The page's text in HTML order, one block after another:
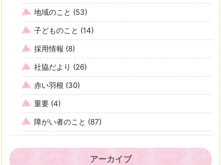
地域のこと (53)
子どものこと (14)
採用情報 (8)
社協だより (26)
赤い羽根 (30)
重要 (4)
障がい者のこと (87)
アーカイブ